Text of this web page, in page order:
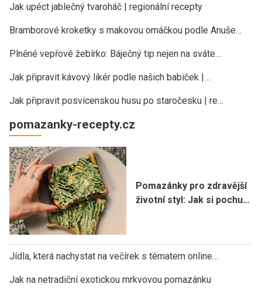
Jak upéct jablečný tvaroháč | regionální recepty
Bramborové kroketky s makovou omáčkou podle Anuše…
Plněné vepřové žebírko: Báječný tip nejen na sváte…
Jak připravit kávový likér podle našich babiček |…
Jak připravit posvícenskou husu po staročesku | re…
pomazanky-recepty.cz
Pomazánky pro zdravější
životní styl: Jak si pochu…
Jídla, která nachystat na večírek s tématem online…
Jak na netradiční exotickou mrkvovou pomazánku